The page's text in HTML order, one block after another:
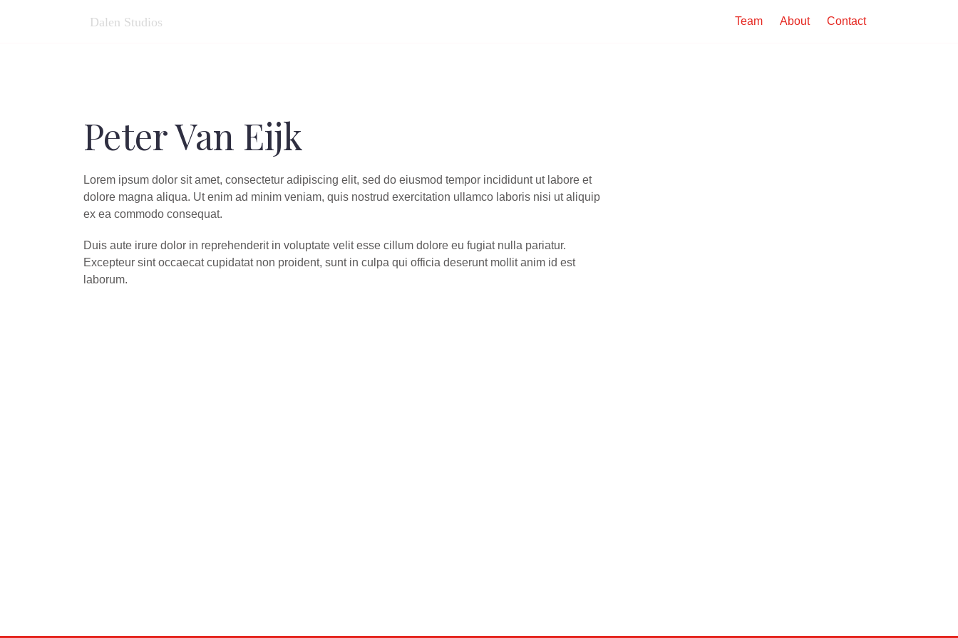
Team About Contact
Peter Van Eijk
Lorem ipsum dolor sit amet, consectetur adipiscing elit, sed do eiusmod tempor incididunt ut labore et
dolore magna aliqua. Ut enim ad minim veniam, quis nostrud exercitation ullamco laboris nisi ut aliquip
ex ea commodo consequat.
Duis aute irure dolor in reprehenderit in voluptate velit esse cillum dolore eu fugiat nulla pariatur.
Excepteur sint occaecat cupidatat non proident, sunt in culpa qui officia deserunt mollit anim id est
laborum.